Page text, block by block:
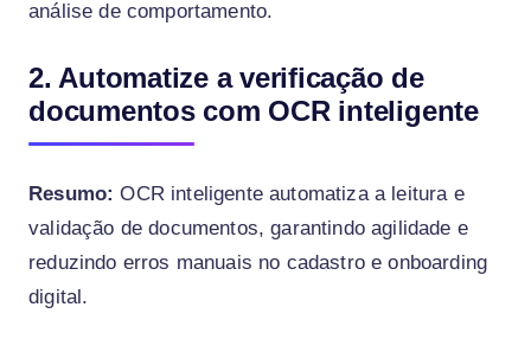
análise de comportamento.
2. Automatize a verificação de
documentos com OCR inteligente
Resumo: OCR inteligente automatiza a leitura e
validação de documentos, garantindo agilidade e
reduzindo erros manuais no cadastro e onboarding
digital.